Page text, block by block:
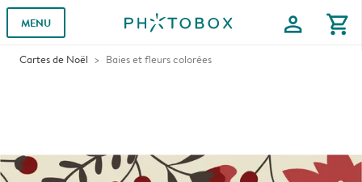
MENU profile shopping_cart
Cartes de Noël Baies et fleurs colorées